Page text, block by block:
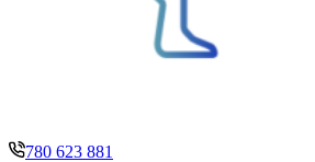
780 623 881